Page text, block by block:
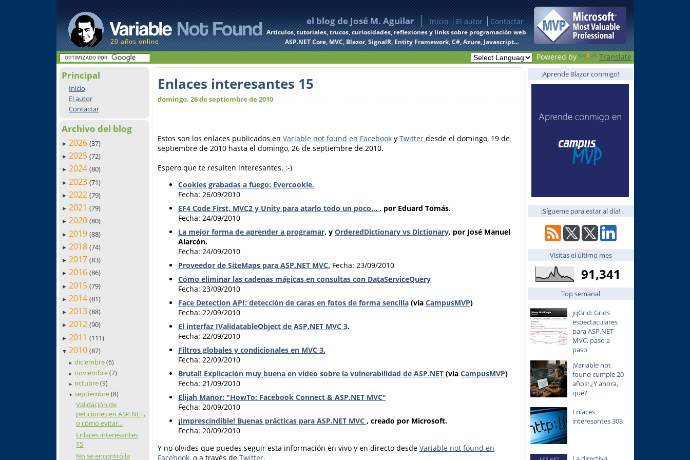
20 años online
el blog de José M. Aguilar Inicio El autor Contactar
Artículos, tutoriales, trucos, curiosidades, reflexiones y links sobre programación web
ASP.NET Core, MVC, Blazor, SignalR, Entity Framework, C#, Azure, Javascript...
Powered by Translate
Principal
Inicio
El autor
Contactar
Archivo del blog
► 2026 (37)
► 2025 (72)
► 2024 (80)
► 2023 (71)
► 2022 (79)
► 2021 (79)
► 2020 (80)
► 2019 (88)
► 2018 (74)
► 2017 (83)
► 2016 (86)
► 2015 (79)
► 2014 (81)
► 2013 (88)
► 2012 (90)
► 2011 (111)
▼ 2010 (87)
► diciembre(6)
► noviembre(7)
► octubre(9)
▼ septiembre(8)
Validación de
peticiones en ASP.NET,
o cómo evitar...
Enlaces interesantes
15
No se encontró la
Enlaces interesantes 15
domingo, 26 de septiembre de 2010
Estos son los enlaces publicados en Variable not found en Facebooky Twitterdesde el domingo, 19 de
septiembre de 2010 hasta el domingo, 26 de septiembre de 2010.
Espero que te resulten interesantes. :-)
Cookies grabadas a fuego: Evercookie.
Fecha: 26/09/2010
EF4 Code First, MVC2 y Unity para atarlo todo un poco... , por Eduard Tomás.
Fecha: 24/09/2010
La mejor forma de aprender a programar, y OrderedDictionary vs Dictionary, por José Manuel
Alarcón.
Fecha: 24/09/2010
Proveedor de SiteMaps para ASP.NET MVC. Fecha: 23/09/2010
Cómo eliminar las cadenas mágicas en consultas con DataServiceQuery
Fecha: 23/09/2010
Face Detection API: detección de caras en fotos de forma sencilla(vía CampusMVP)
Fecha: 22/09/2010
El interfaz IValidatableObject de ASP.NET MVC 3.
Fecha: 22/09/2010
Filtros globales y condicionales en MVC 3.
Fecha: 22/09/2010
Brutal! Explicación muy buena en vídeo sobre la vulnerabilidad de ASP.NET (vía CampusMVP)
Fecha: 21/09/2010
Elijah Manor: "HowTo: Facebook Connect & ASP.NET MVC"
Fecha: 20/09/2010
¡Imprescindible! Buenas prácticas para ASP.NET MVC , creado por Microsoft.
Fecha: 20/09/2010
Y no olvides que puedes seguir esta información en vivo y en directo desde Variable not found en
Facebook, o a través de Twitter.
¡Aprende Blazor conmigo!
¡Sígueme para estar al día!
Visitas el último mes
91,341
Top semanal
jqGrid: Grids
espectaculares
para ASP.NET
MVC, paso a
paso
¡Variable not
found cumple 20
años! ¿Y ahora,
qué?
Enlaces
interesantes 303